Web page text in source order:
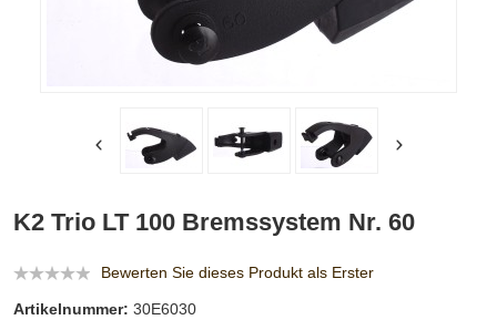
K2 Trio LT 100 Bremssystem Nr. 60
Bewerten Sie dieses Produkt als Erster
Artikelnummer: 30E6030